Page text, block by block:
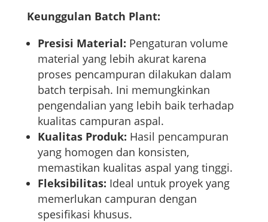
Keunggulan Batch Plant:
Presisi Material: Pengaturan volume
material yang lebih akurat karena
proses pencampuran dilakukan dalam
batch terpisah. Ini memungkinkan
pengendalian yang lebih baik terhadap
kualitas campuran aspal.
Kualitas Produk: Hasil pencampuran
yang homogen dan konsisten,
memastikan kualitas aspal yang tinggi.
Fleksibilitas: Ideal untuk proyek yang
memerlukan campuran dengan
spesifikasi khusus.